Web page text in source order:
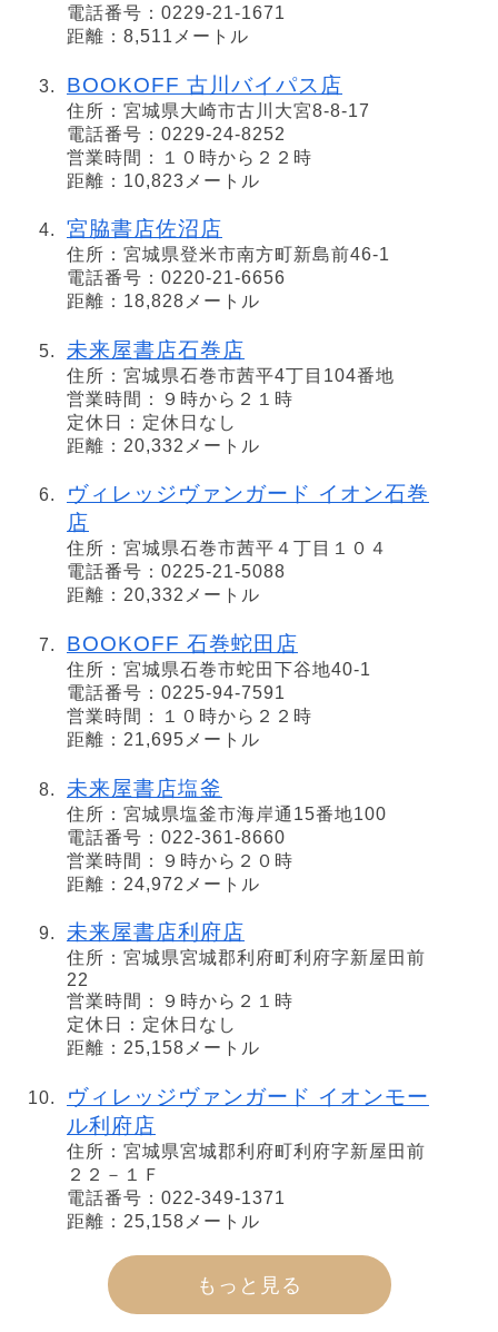
電話番号：0229-21-1671
距離：8,511メートル
BOOKOFF 古川バイパス店
住所：宮城県大崎市古川大宮8-8-17
電話番号：0229-24-8252
営業時間：１０時から２２時
距離：10,823メートル
宮脇書店佐沼店
住所：宮城県登米市南方町新島前46-1
電話番号：0220-21-6656
距離：18,828メートル
未来屋書店石巻店
住所：宮城県石巻市茜平4丁目104番地
営業時間：９時から２１時
定休日：定休日なし
距離：20,332メートル
ヴィレッジヴァンガード イオン石巻
店
住所：宮城県石巻市茜平４丁目１０４
電話番号：0225-21-5088
距離：20,332メートル
BOOKOFF 石巻蛇田店
住所：宮城県石巻市蛇田下谷地40-1
電話番号：0225-94-7591
営業時間：１０時から２２時
距離：21,695メートル
未来屋書店塩釜
住所：宮城県塩釜市海岸通15番地100
電話番号：022-361-8660
営業時間：９時から２０時
距離：24,972メートル
未来屋書店利府店
住所：宮城県宮城郡利府町利府字新屋田前
22
営業時間：９時から２１時
定休日：定休日なし
距離：25,158メートル
ヴィレッジヴァンガード イオンモー
ル利府店
住所：宮城県宮城郡利府町利府字新屋田前
２２－１Ｆ
電話番号：022-349-1371
距離：25,158メートル
もっと見る